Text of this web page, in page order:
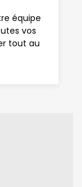
équipe
vos
tout au